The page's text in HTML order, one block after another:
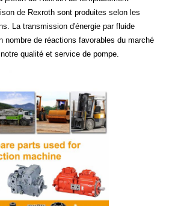
de Rexroth sont produites selon les
La transmission d'énergie par fluide
nombre de réactions favorables du marché
qualité et service de pompe.